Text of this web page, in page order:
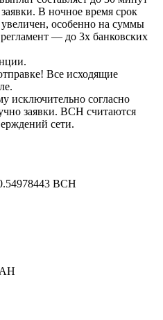
В ночное время срок
особенно на суммы
— до 3х банковских
Все исходящие
исключительно согласно
заявки. BCH считаются
сети.
BCH